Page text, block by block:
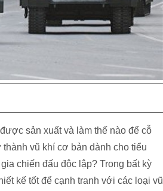
sản xuất và làm thế nào để cỗ
vũ khí cơ bản dành cho tiểu
chiến đấu độc lập? Trong bất kỳ
kế tốt để cạnh tranh với các loại vũ